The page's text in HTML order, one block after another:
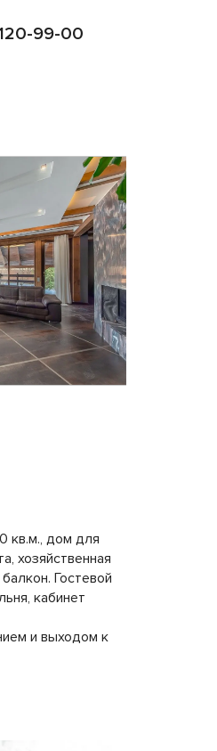
99-00
кв.м., дом для
хозяйственная
Гостевой
кабинет
и выходом к